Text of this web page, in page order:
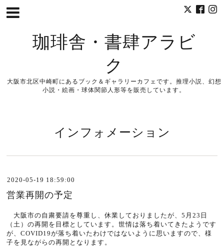
珈琲舎・書肆アラビ
ク
大阪市北区中崎町にあるブック＆ギャラリーカフェです。推理小説、幻想
小説・絵画・球体関節人形等を販売しています。
インフォメーション
2020-05-19 18:59:00
営業再開の予定
大阪市の自粛要請を尊重し、休業しておりましたが、5月23日
（土）の再開を目標としています。世情は落ち着いてきたようです
が、COVID19が落ち着いたわけではないように思いますので、様
子を見ながらの再開となります。